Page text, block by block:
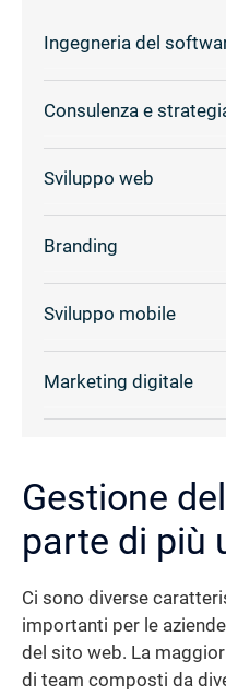
Ingegneria del
Consulenza e
Sviluppo web
Branding
Sviluppo mobile
Marketing digitale
Gestione
parte di più
Ci sono diverse
importanti per le
del sito web. La
di team composti da